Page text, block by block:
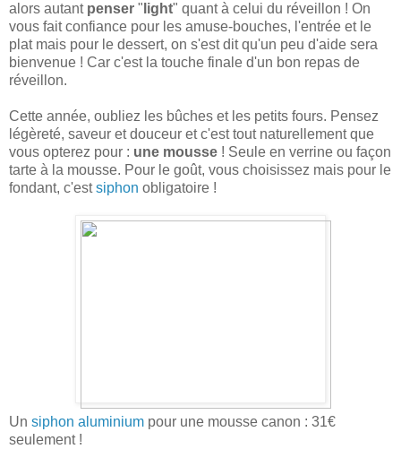
alors autant penser " light" quant à celui du réveillon ! On
vous fait confiance pour les amuse-bouches, l'entrée et le
plat mais pour le dessert, on s'est dit qu'un peu d'aide sera
bienvenue ! Car c'est la touche finale d'un bon repas de
réveillon.
Cette année, oubliez les bûches et les petits fours. Pensez
légèreté, saveur et douceur et c'est tout naturellement que
vous opterez pour : une mousse ! Seule en verrine ou façon
tarte à la mousse. Pour le goût, vous choisissez mais pour le
fondant, c'estsiphon obligatoire !
Un siphon aluminium pour une mousse canon : 31€
seulement !